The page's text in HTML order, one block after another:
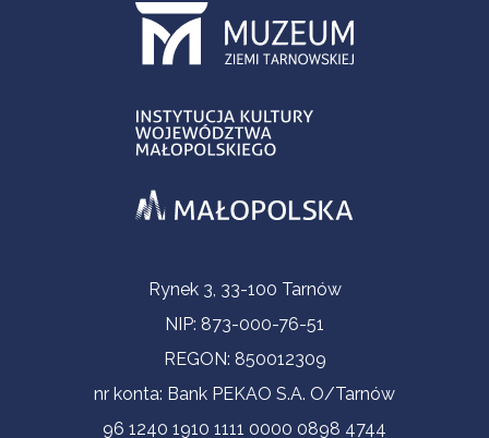
Informacje kontaktoweRynek 3, 33-100 Tarnów
NIP: 873-000-76-51
REGON: 850012309
nr konta: Bank PEKAO S.A. O/Tarnów
96 1240 1910 1111 0000 0898 4744